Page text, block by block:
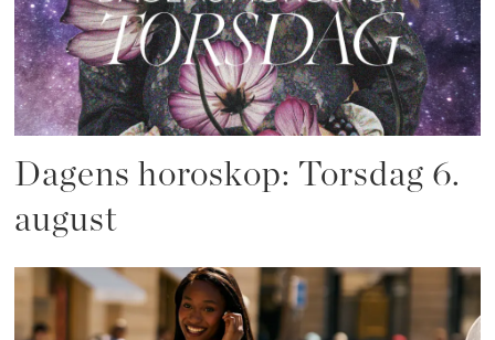
Dagens horoskop: Torsdag 6.
august